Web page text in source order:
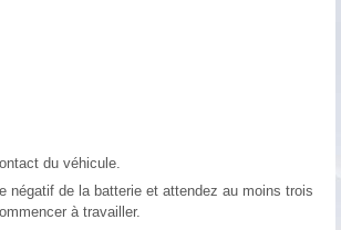
du véhicule.
négatif de la batterie et attendez au moins trois
à travailler.